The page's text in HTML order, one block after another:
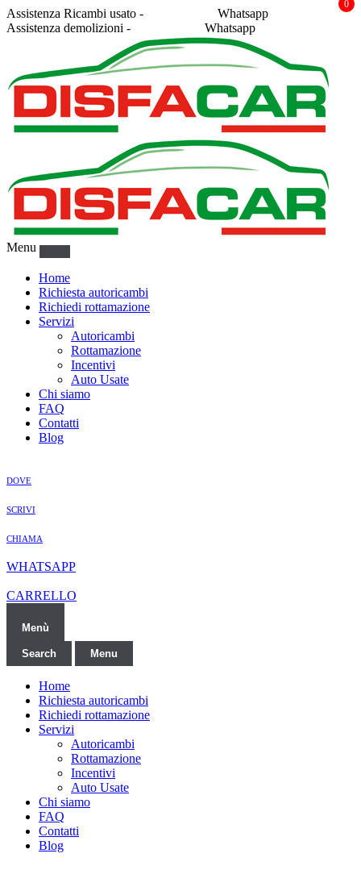
Assistenza Ricambi usato -
Whatsapp
Assistenza demolizioni -
Whatsapp
Menu
Home
Richiesta autoricambi
Richiedi rottamazione
Servizi
Autoricambi
Rottamazione
Incentivi
Auto Usate
Chi siamo
FAQ
Contatti
Blog
DOVE
SCRIVI
CHIAMA
WHATSAPP
0
CARRELLO
Menù
Search Menu
Home
Richiesta autoricambi
Richiedi rottamazione
Servizi
Autoricambi
Rottamazione
Incentivi
Auto Usate
Chi siamo
FAQ
Contatti
Blog